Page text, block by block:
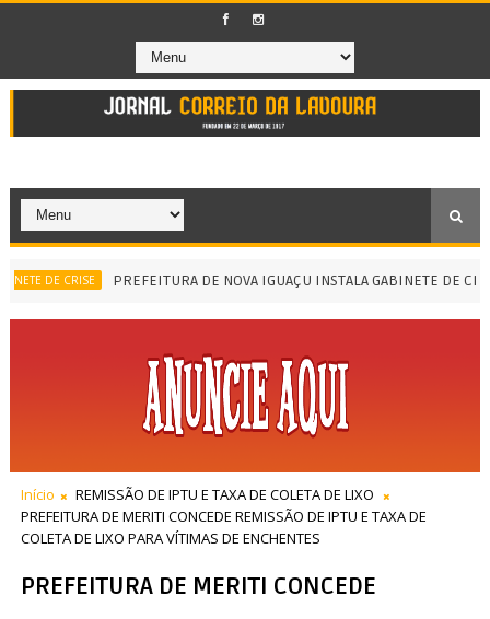
DE CRISE PREFEITURA DE NOVA IGUAÇU INSTALA GABINETE DE
Início
REMISSÃO DE IPTU E TAXA DE COLETA DE LIXO
PREFEITURA DE MERITI CONCEDE REMISSÃO DE IPTU E TAXA DE
COLETA DE LIXO PARA VÍTIMAS DE ENCHENTES
PREFEITURA DE MERITI CONCEDE